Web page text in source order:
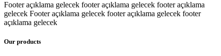
Footer açıklama gelecek footer açıklama gelecek footer açıklama
gelecek Footer açıklama gelecek footer açıklama gelecek footer
açıklama gelecek
Our products